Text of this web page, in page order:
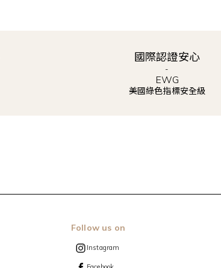
國際認證安心
-
​EWG
美國綠色指標安全級
Follow us on
Instagram